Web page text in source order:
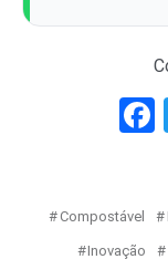
Compostável
Inovação